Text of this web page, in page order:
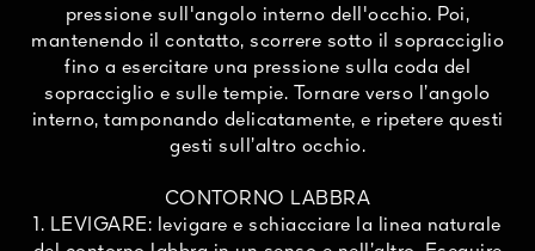
pressione sull'angolo interno dell'occhio. Poi,
mantenendo il contatto, scorrere sotto il sopracciglio
fino a esercitare una pressione sulla coda del
sopracciglio e sulle tempie. Tornare verso l’angolo
interno, tamponando delicatamente, e ripetere questi
gesti sull’altro occhio.
CONTORNO LABBRA
1. LEVIGARE: levigare e schiacciare la linea naturale